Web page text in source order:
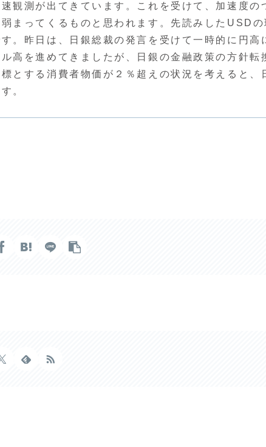
観測が出てきています。これを受けて、加速度の
まってくるものと思われます。先読みしたUSDの
。昨日は、日銀総裁の発言を受けて一時的に円高
高を進めてきましたが、日銀の金融政策の方針転
とする消費者物価が２％超えの状況を考えると、
。